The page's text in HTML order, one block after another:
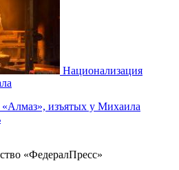
Национализация
изъятых у Михаила
«ФедералПресс»